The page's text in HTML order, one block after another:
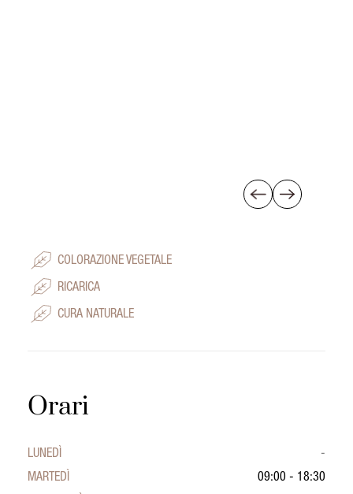
COLORAZIONE VEGETALE
RICARICA
CURA NATURALE
Orari
LUNEDÌ
-
MARTEDÌ
09:00 - 18:30